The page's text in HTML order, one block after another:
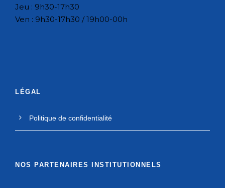
Jeu : 9h30-17h30
Ven : 9h30-17h30 / 19h00-00h
LÉGAL
Politique de confidentialité
NOS PARTENAIRES INSTITUTIONNELS